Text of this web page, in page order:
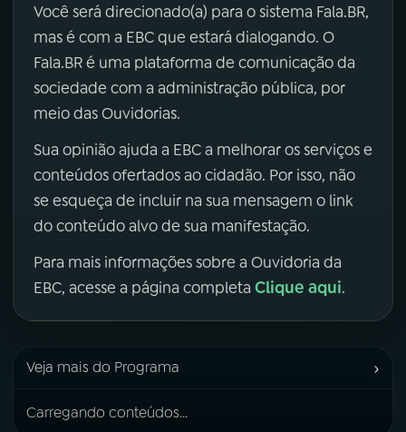
Você será direcionado(a) para o sistema Fala.BR,
mas é com a EBC que estará dialogando. O
Fala.BR é uma plataforma de comunicação da
sociedade com a administração pública, por
meio das Ouvidorias.
Sua opinião ajuda a EBC a melhorar os serviços e
conteúdos ofertados ao cidadão. Por isso, não
se esqueça de incluir na sua mensagem o link
do conteúdo alvo de sua manifestação.
Para mais informações sobre a Ouvidoria da
EBC, acesse a página completa Clique aqui.
Veja mais do Programa ›
Carregando conteúdos...